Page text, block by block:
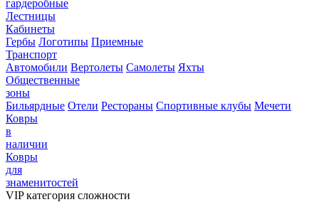
гардеробные
Лестницы
Кабинеты
Гербы Логотипы Приемные
Транспорт
Автомобили Вертолеты Самолеты Яхты
Общественные
зоны
Бильярдные Отели Рестораны Спортивные клубы Мечети
Ковры
в
наличии
Ковры
для
знаменитостей
VIP категория сложности